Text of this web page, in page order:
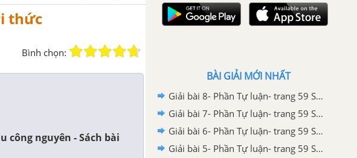
thức
Bình chọn:
công nguyên - Sách bài
BÀI GIẢI MỚI NHẤT
Giải bài 8- Phần Tự luận- trang 59 Sách bài tập Lịch sử và Địa Lí 6 - Kết nối tri thức với cuộc sống
Giải bài 7- Phần Tự luận- trang 59 Sách bài tập Lịch sử và Địa Lí 6 - Kết nối tri thức với cuộc sống
Giải bài 6- Phần Tự luận- trang 59 Sách bài tập Lịch sử và Địa Lí 6 - Kết nối tri thức với cuộc sống
Giải bài 5- Phần Tự luận- trang 59 Sách bài tập Lịch sử và Địa Lí 6 - Kết nối tri thức với cuộc sống